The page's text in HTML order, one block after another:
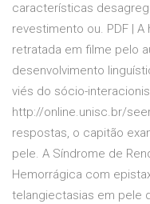
características
revestimento ou. PDF |
retratada em filme pelo
desenvolvimento
viés do sócio-
http://online.unisc.br/
respostas, o capitão
pele. A Síndrome de
Hemorrágica com
telangiectasias em pele